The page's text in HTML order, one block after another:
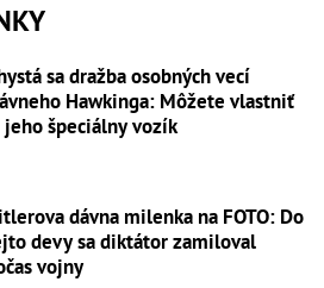
sa dražba osobných vecí
Hawkinga: Môžete vlastniť
jeho špeciálny vozík
dávna milenka na FOTO: Do
devy sa diktátor zamiloval
vojny